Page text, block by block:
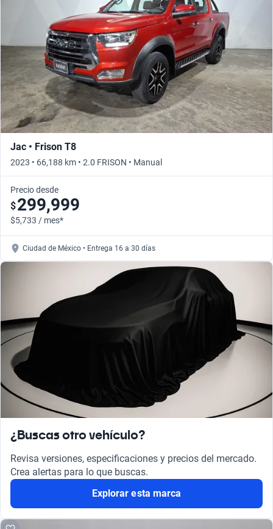
Jac • Frison T8
2023 • 66,188 km • 2.0 FRISON • Manual
Precio desde
$299,999
$5,733 / mes*
Ciudad de México • Entrega 16 a 30 días
¿Buscas otro vehículo?
Revisa versiones, especificaciones y precios del mercado.
Crea alertas para lo que buscas.
Explorar esta marca